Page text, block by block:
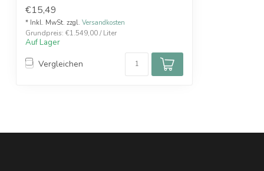
€15,49
* Inkl. MwSt. zzgl. Versandkosten
Grundpreis: €1.549,00 / Liter
Auf Lager
Vergleichen